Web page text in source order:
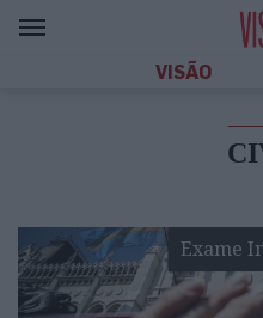
VISÃO
Exame